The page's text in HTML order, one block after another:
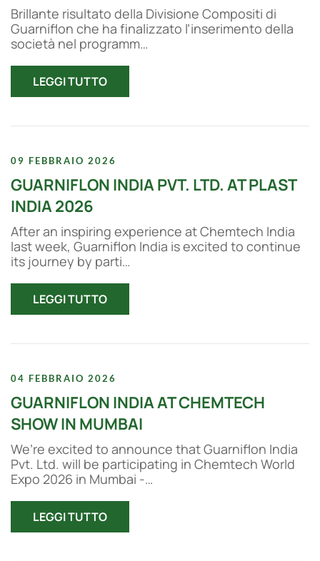
Brillante risultato della Divisione Compositi di
Guarniflon che ha finalizzato l’inserimento della
società nel programm…
LEGGI TUTTO
09 FEBBRAIO 2026
GUARNIFLON INDIA PVT. LTD. AT PLAST
INDIA 2026
After an inspiring experience at Chemtech India
last week, Guarniflon India is excited to continue
its journey by parti…
LEGGI TUTTO
04 FEBBRAIO 2026
GUARNIFLON INDIA AT CHEMTECH
SHOW IN MUMBAI
We’re excited to announce that Guarniflon India
Pvt. Ltd. will be participating in Chemtech World
Expo 2026 in Mumbai -…
LEGGI TUTTO